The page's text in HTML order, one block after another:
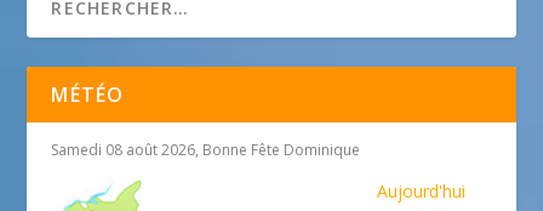
MÉTÉO
Samedi 08 août 2026, Bonne Fête Dominique
Aujourd'hui